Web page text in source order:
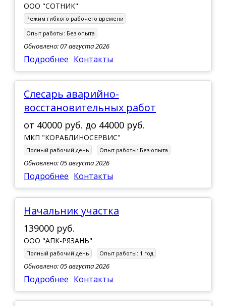
ООО "СОТНИК"
Режим гибкого рабочего времени
Опыт работы: Без опыта
Обновлено: 07 августа 2026
Подробнее Контакты
Слесарь аварийно-
восстановительных работ
от 40000 руб. до 44000 руб.
МКП "КОРАБЛИНОСЕРВИС"
Полный рабочий день Опыт работы: Без опыта
Обновлено: 05 августа 2026
Подробнее Контакты
Начальник участка
139000 руб.
ООО "АПК-РЯЗАНЬ"
Полный рабочий день Опыт работы: 1 год
Обновлено: 05 августа 2026
Подробнее Контакты